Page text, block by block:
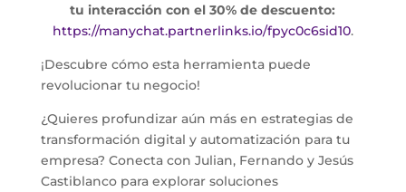
tu interacción con el 30% de descuento:
https://manychat.partnerlinks.io/fpyc0c6sid10.
¡Descubre cómo esta herramienta puede
revolucionar tu negocio!
¿Quieres profundizar aún más en estrategias de
transformación digital y automatización para tu
empresa? Conecta con Julian, Fernando y Jesús
Castiblanco para explorar soluciones